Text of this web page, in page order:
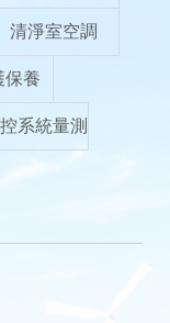
清淨室空調
保養
系統量測